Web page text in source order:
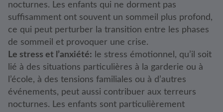
nocturnes. Les enfants qui ne dorment pas
suffisamment ont souvent un sommeil plus profond,
ce qui peut perturber la transition entre les phases
de sommeil et provoquer une crise.
Le stress et l’anxiété: le stress émotionnel, qu’il soit
lié à des situations particulières à la garderie ou à
l’école, à des tensions familiales ou à d’autres
événements, peut aussi contribuer aux terreurs
nocturnes. Les enfants sont particulièrement